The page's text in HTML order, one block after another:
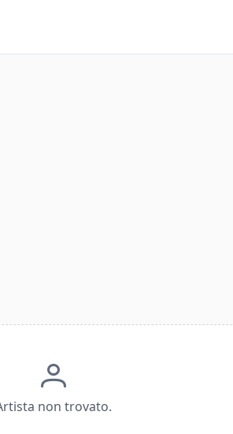
non trovato.